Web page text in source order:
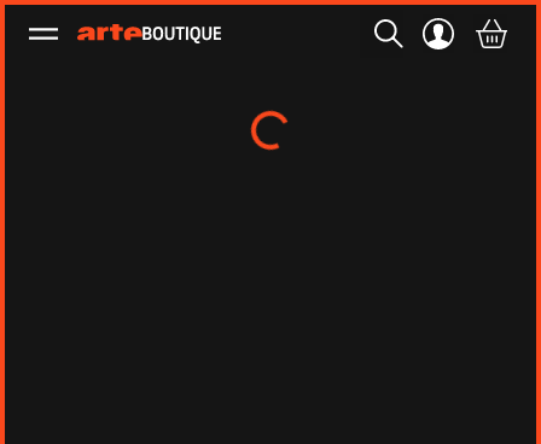
Ouvrir le menu